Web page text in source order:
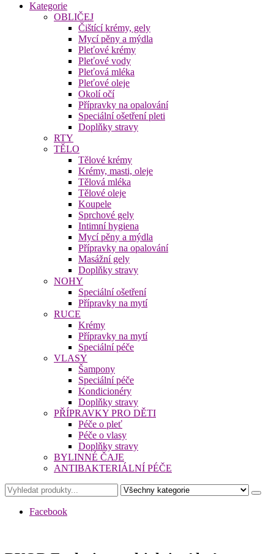
Kategorie
OBLIČEJ
Čištící krémy, gely
Mycí pěny a mýdla
Pleťové krémy
Pleťové vody
Pleťová mléka
Pleťové oleje
Okolí očí
Přípravky na opalování
Speciální ošetření pleti
Doplňky stravy
RTY
TĚLO
Tělové krémy
Krémy, masti, oleje
Tělová mléka
Tělové oleje
Koupele
Sprchové gely
Intimní hygiena
Mycí pěny a mýdla
Přípravky na opalování
Masážní gely
Doplňky stravy
NOHY
Speciální ošetření
Přípravky na mytí
RUCE
Krémy
Přípravky na mytí
Speciální péče
VLASY
Šampony
Speciální péče
Kondicionéry
Doplňky stravy
PŘÍPRAVKY PRO DĚTI
Péče o pleť
Péče o vlasy
Doplňky stravy
BYLINNÉ ČAJE
ANTIBAKTERIÁLNÍ PÉČE
Facebook